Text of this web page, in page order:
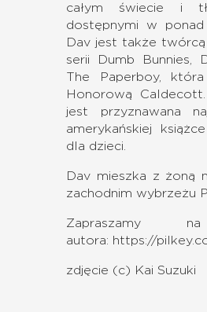
całym świecie i
dostępnymi w ponad
Dav jest także twórcą
serii Dumb Bunnies,
The Paperboy,
Honorową
jest przyznawana
amerykańskiej
dla dzieci.
Dav mieszka z żoną
zachodnim wybrzeżu
Zapraszamy
autora: https://
zdjęcie (c) Kai Suzuki